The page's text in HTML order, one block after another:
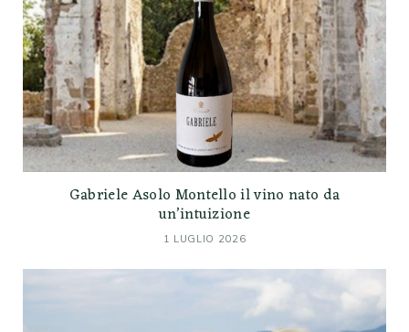
Gabriele Asolo Montello il vino nato da
un’intuizione
1 LUGLIO 2026